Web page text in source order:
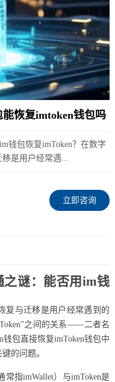
恢复imtoken钱包吗
钱包恢复imToken？在数字
是用户经常遇...
立即咨询
之谜：能否用im钱
复与迁移是用户经常遇到的
之间的关系——二者名
包直接恢复imToken钱包中
的问题。
指imWallet）与imToken是